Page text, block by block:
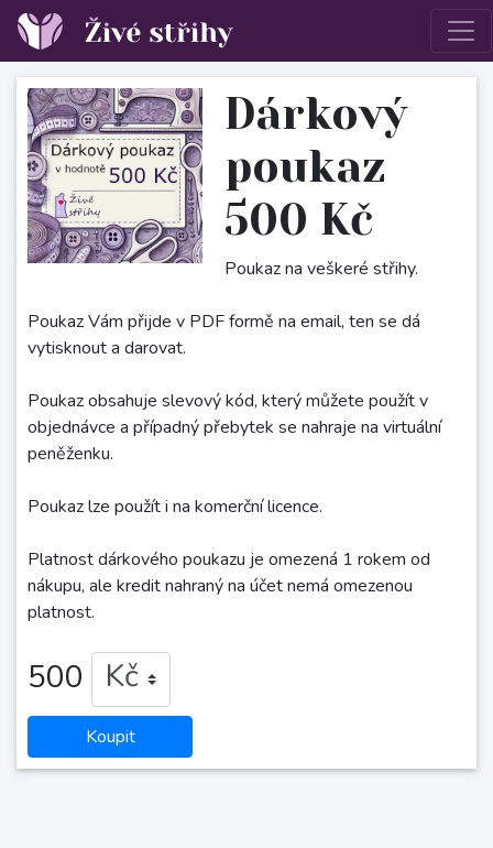
Dárkový
poukaz
500 Kč
Poukaz na veškeré střihy.
Poukaz Vám přijde v PDF formě na email, ten se dá
vytisknout a darovat.
Poukaz obsahuje slevový kód, který můžete použít v
objednávce a případný přebytek se nahraje na virtuální
peněženku.
Poukaz lze použít i na komerční licence.
Platnost dárkového poukazu je omezená 1 rokem od
nákupu, ale kredit nahraný na účet nemá omezenou
platnost.
500
Koupit